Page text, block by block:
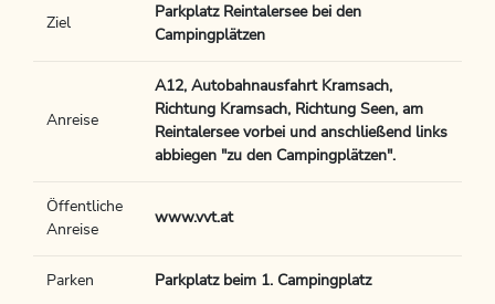
Ziel
Parkplatz Reintalersee bei den
Campingplätzen
Anreise
A12, Autobahnausfahrt Kramsach,
Richtung Kramsach, Richtung Seen, am
Reintalersee vorbei und anschließend links
abbiegen "zu den Campingplätzen".
Öffentliche
Anreise
www.vvt.at
Parken Parkplatz beim 1. Campingplatz